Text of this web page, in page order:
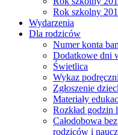
Rok szkolny
Wydarzenia
Dla rodziców
Numer konta
Dodatkowe dni
Świetlica
Wykaz
Zgłoszenie
Materiały
Rozkład
Całodobowa
rodziców i